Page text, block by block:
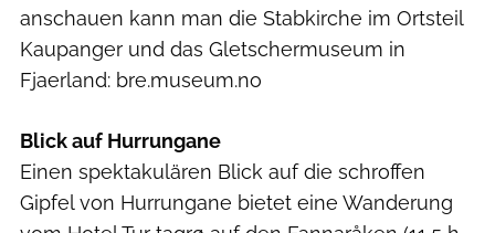
anschauen kann man die Stabkirche im Ortsteil
Kaupanger und das Gletschermuseum in
Fjaerland: bre.museum.no
Blick auf Hurrungane
Einen spektakulären Blick auf die schroffen
Gipfel von Hurrungane bietet eine Wanderung